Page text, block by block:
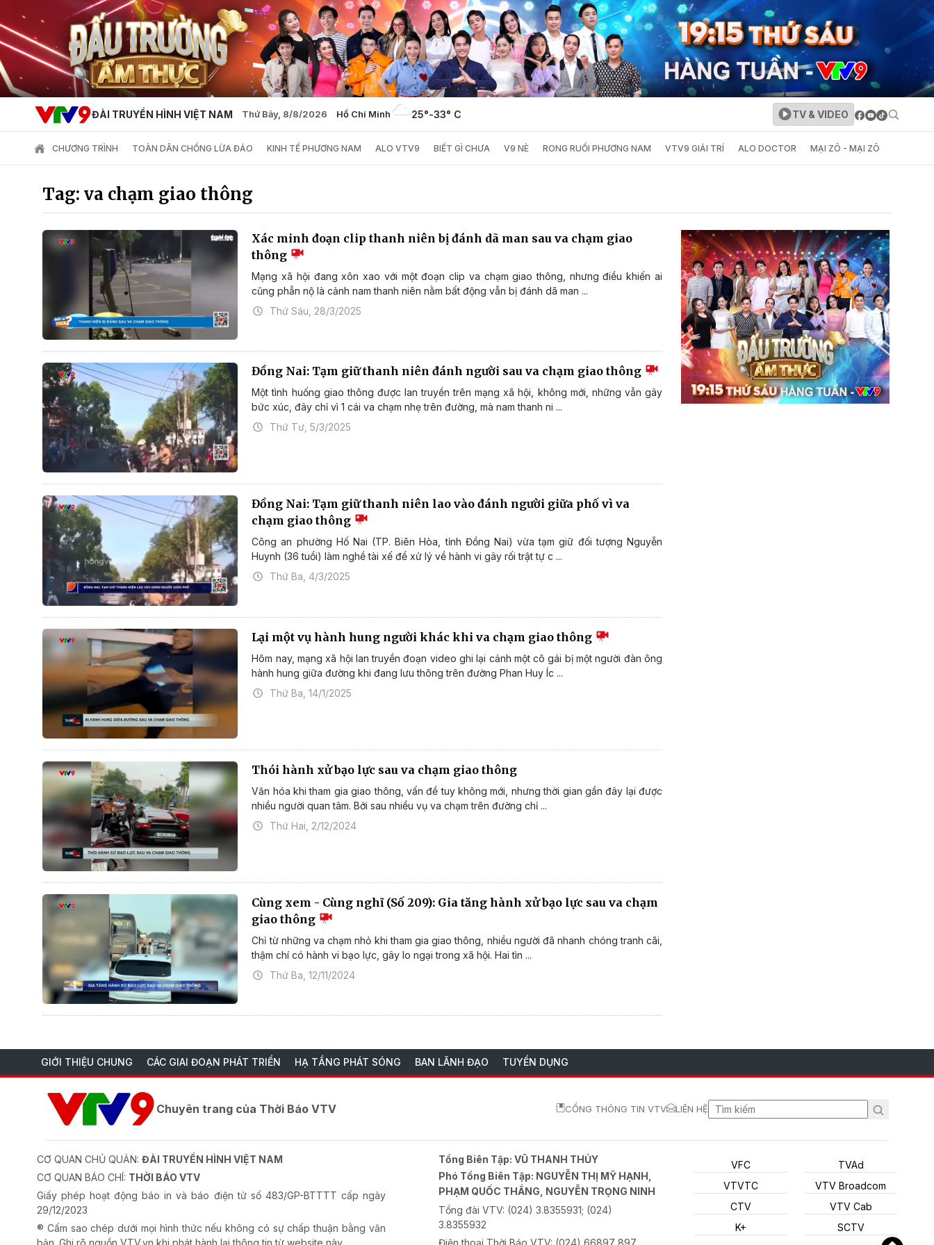
ĐÀI TRUYỀN HÌNH VIỆT NAM Thứ Bảy, 8/8/2026 Hồ Chí Minh 25°-33° C TV & VIDEO
CHƯƠNG TRÌNH TOÀN DÂN CHỐNG LỪA ĐẢO KINH TẾ PHƯƠNG NAM ALO VTV9 BIẾT GÌ CHƯA V9 NÈ RONG RUỔI PHƯƠNG NAM VTV9 GIẢI TRÍ ALO DOCTOR MẠI ZÔ - MẠI ZÔ
Tag: va chạm giao thông
Xác minh đoạn clip thanh niên bị đánh dã man sau va chạm giao
thông
Mạng xã hội đang xôn xao với một đoạn clip va chạm giao thông, nhưng điều khiến ai
cũng phẫn nộ là cảnh nam thanh niên nằm bất động vẫn bị đánh dã man ...
Thứ Sáu, 28/3/2025
Đồng Nai: Tạm giữ thanh niên đánh người sau va chạm giao thông
Một tình huống giao thông được lan truyền trên mạng xã hội, không mới, những vẫn gây
bức xúc, đây chỉ vì 1 cái va chạm nhẹ trên đường, mà nam thanh ni ...
Thứ Tư, 5/3/2025
Đồng Nai: Tạm giữ thanh niên lao vào đánh người giữa phố vì va
chạm giao thông
Công an phường Hố Nai (TP. Biên Hòa, tỉnh Đồng Nai) vừa tạm giữ đối tượng Nguyễn
Huynh (36 tuổi) làm nghề tài xế để xử lý về hành vi gây rối trật tự c ...
Thứ Ba, 4/3/2025
Lại một vụ hành hung người khác khi va chạm giao thông
Hôm nay, mạng xã hội lan truyền đoạn video ghi lại cảnh một cô gái bị một người đàn ông
hành hung giữa đường khi đang lưu thông trên đường Phan Huy Íc ...
Thứ Ba, 14/1/2025
Thói hành xử bạo lực sau va chạm giao thông
Văn hóa khi tham gia giao thông, vấn đề tuy không mới, nhưng thời gian gần đây lại được
nhiều người quan tâm. Bởi sau nhiều vụ va chạm trên đường chỉ ...
Thứ Hai, 2/12/2024
Cùng xem - Cùng nghĩ (Số 209): Gia tăng hành xử bạo lực sau va chạm
giao thông
Chỉ từ những va chạm nhỏ khi tham gia giao thông, nhiều người đã nhanh chóng tranh cãi,
thậm chí có hành vi bạo lực, gây lo ngại trong xã hội. Hai tìn ...
Thứ Ba, 12/11/2024
GIỚI THIỆU CHUNG CÁC GIAI ĐOẠN PHÁT TRIỂN HẠ TẦNG PHÁT SÓNG BAN LÃNH ĐẠO TUYỂN DỤNG
Chuyên trang của Thời Báo VTV CỔNG THÔNG TIN VTV LIÊN HỆ
CƠ QUAN CHỦ QUẢN: ĐÀI TRUYỀN HÌNH VIỆT NAM
CƠ QUAN BÁO CHÍ: THỜI BÁO VTV
Giấy phép hoạt động báo in và báo điện tử số 483/GP-BTTTT cấp ngày
29/12/2023
® Cấm sao chép dưới mọi hình thức nếu không có sự chấp thuận bằng văn
Tổng Biên Tập:VŨ THANH THỦY
Phó Tổng Biên Tập: NGUYỄN THỊ MỸ HẠNH,
PHẠM QUỐC THẮNG, NGUYỄN TRỌNG NINH
Tổng đài VTV: (024) 3.8355931; (024)
3.8355932
VFC
VTVTC
CTV
K+
TVAd
VTV Broadcom
VTV Cab
SCTV